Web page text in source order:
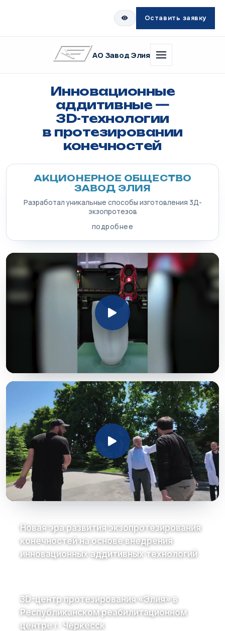
Оставить заявку
АО Завод Элия
Инновационные
аддитивные —
3D-технологии
в протезировании
конечностей
АКЦИОНЕРНОЕ ОБЩЕСТВО
ЗАВОД ЭЛИЯ
Разработал уникальные способы изготовления 3Д-
экзопротезов
подробнее
Новая эра развития экзопротезирования
конечностей на основе внедрения
инновационных аддитивных технологий
3D-центр протезирования «Элия» в
Республиканском реабилитационном
центре г. Черкесск